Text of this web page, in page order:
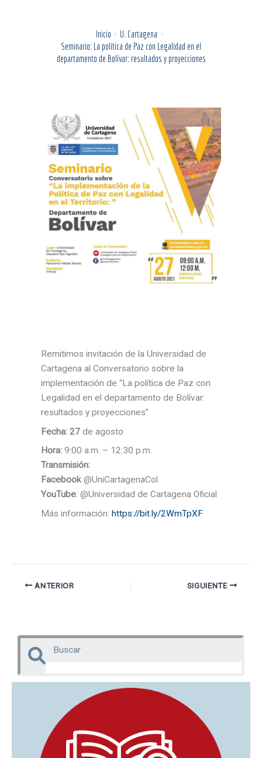
Inicio
U. Cartagena
Seminario: La política de Paz con Legalidad en el
departamento de Bolívar: resultados y proyecciones
Remitimos invitación de la Universidad de
Cartagena al Conversatorio sobre la
implementación de “La política de Paz con
Legalidad en el departamento de Bolívar:
resultados y proyecciones”
Fecha: 27 de agosto
Hora: 9:00 a.m. – 12:30 p.m.
Transmisión:
Facebook @UniCartagenaCol
YouTube: @Universidad de Cartagena Oficial
Más información: https://bit.ly/2WmTpXF
ANTERIOR SIGUIENTE